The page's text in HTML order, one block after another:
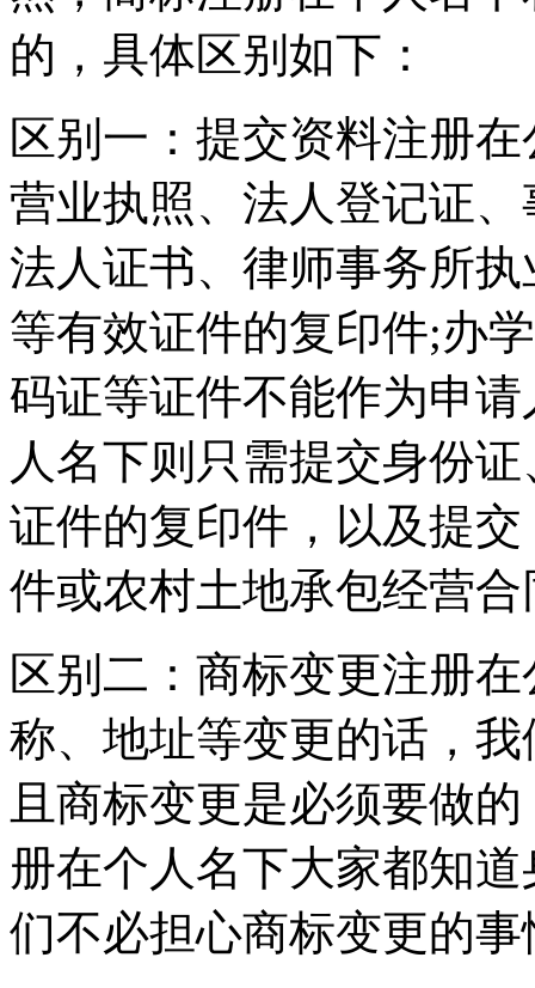
的，具体区别如下：
区别一：提交资料注册
营业执照、法人登记证
法人证书、律师事务所
等有效证件的复印件;办
码证等证件不能作为申
人名下则只需提交身份
证件的复印件，以及提
件或农村土地承包经营
区别二：商标变更注册
称、地址等变更的话，
且商标变更是必须要做
册在个人名下大家都知
们不必担心商标变更的事